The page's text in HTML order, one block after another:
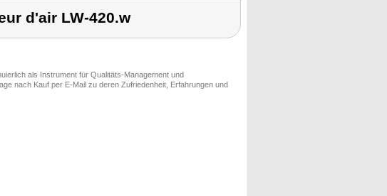
d'air LW-420.w
als Instrument für Qualitäts-Management und
nach Kauf per E-Mail zu deren Zufriedenheit, Erfahrungen und